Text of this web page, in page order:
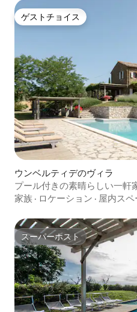
ゲストチョイス
ゲストチョイス
ウンベルティデのヴィラ
プール付きの素晴らしい一軒
家族 · ロケーション · 屋内スペ
スーパーホスト
スーパーホスト